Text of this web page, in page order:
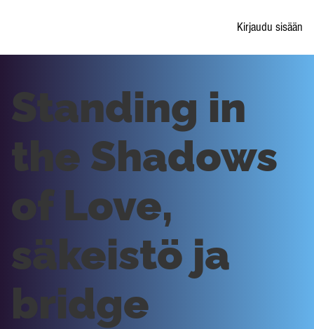
Kirjaudu sisään
Standing in
the Shadows
of Love,
säkeistö ja
bridge